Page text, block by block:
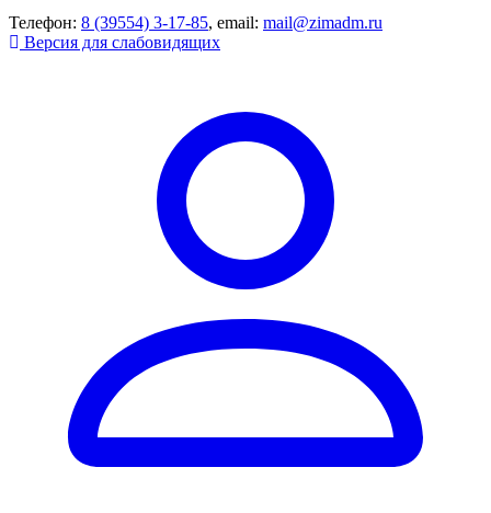
Телефон: 8 (39554) 3-17-85, email: mail@zimadm.ru
Версия для слабовидящих